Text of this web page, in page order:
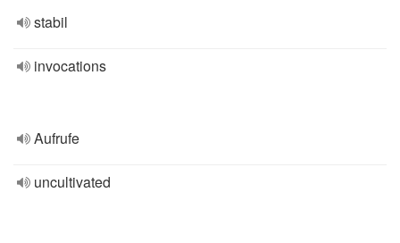
stabil
invocations
Aufrufe
uncultivated